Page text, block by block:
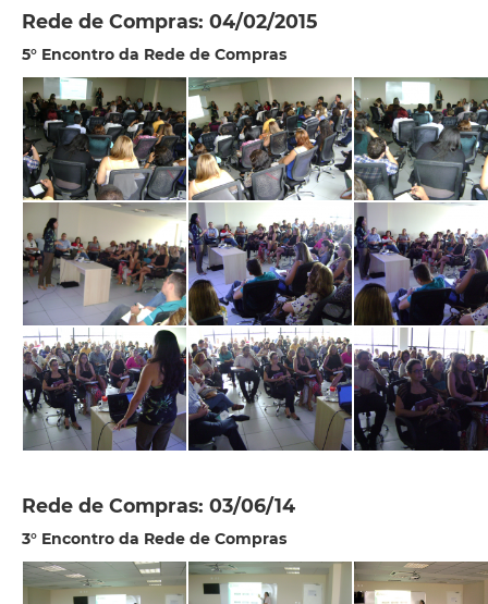
Rede de Compras: 04/02/2015
5° Encontro da Rede de Compras
Rede de Compras: 03/06/14
3° Encontro da Rede de Compras